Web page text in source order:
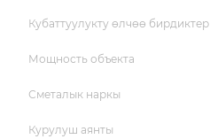
Кубаттуулукту өлчөө бирдиктер
Мощность объекта
Сметалык наркы
Курулуш аянты